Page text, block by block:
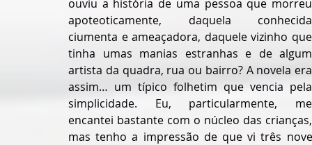
ouviu a história de uma pessoa que morreu
apoteoticamente, daquela conhecida
ciumenta e ameaçadora, daquele vizinho que
tinha umas manias estranhas e de algum
artista da quadra, rua ou bairro? A novela era
assim… um típico folhetim que vencia pela
simplicidade. Eu, particularmente, me
encantei bastante com o núcleo das crianças,
mas tenho a impressão de que vi três